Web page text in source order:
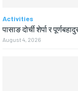
Activities
पासाङ दोर्ची शेर्पा र
August 4, 2026